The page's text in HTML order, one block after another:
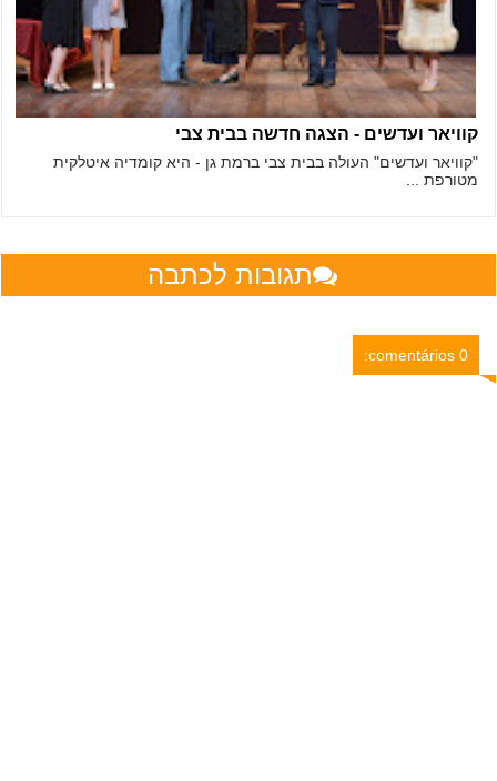
קוויאר ועדשים - הצגה חדשה בבית צבי
"קוויאר ועדשים" העולה בבית צבי ברמת גן - היא קומדיה איטלקית
מטורפת ...
תגובות לכתבה
0 comentários: